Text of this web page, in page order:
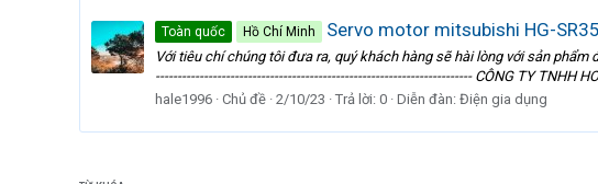
Toàn quốc Hồ Chí Minh Servo motor mitsubishi HG-
Với tiêu chí chúng tôi đưa ra, quý khách hàng sẽ hài lòng với sản
------------------------------------------------------------------------ CÔNG TY TNHH
hale1996 Chủ đề 2/10/23 Trả lời: 0 Diễn đàn: Điện gia dụng